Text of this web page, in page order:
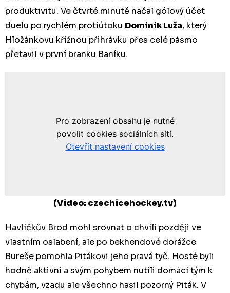
produktivitu. Ve čtvrté minutě načal gólový účet
duelu po rychlém protiútoku Dominik Luža, který
Hložánkovu křižnou přihrávku přes celé pásmo
přetavil v první branku Baníku.
(Video: czechicehockey.tv)
Havlíčkův Brod mohl srovnat o chvíli později ve
vlastním oslabení, ale po bekhendové dorážce
Bureše pomohla Pitákovi jeho pravá tyč. Hosté byli
hodně aktivní a svým pohybem nutili domácí tým k
chybám, vzadu ale všechno hasil pozorný Piták. V